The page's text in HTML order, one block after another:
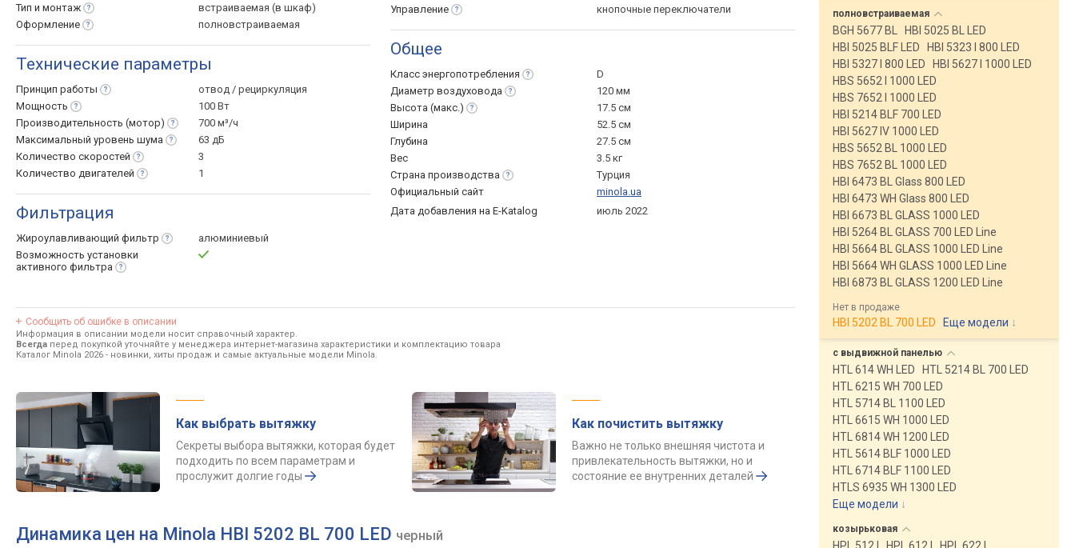
Тип и монтаж
встраиваемая (в шкаф)
Оформление
полновстраиваемая
Технические параметры
Принцип работы
отвод / рециркуляция
Мощность
100 Вт
Производительность (мотор)
700 м³/ч
Максимальный уровень шума
63 дБ
Количество скоростей
3
Количество двигателей 1
Фильтрация
Жироулавливающий фильтр
алюминиевый
Возможность установки
активного фильтра
Управление
кнопочные переключатели
Общее
Класс энергопотребления
D
Диаметр воздуховода
120 мм
Высота (макс.)
17.5 см
Ширина
52.5 см
Глубина
27.5 см
Вес
3.5 кг
Страна производства
Турция
Официальный сайт
minola.ua
Дата добавления на E-Katalog
июль 2022
Сообщить об ошибке в описании
Информация в описании модели носит справочный характер.
Всегда перед покупкой уточняйте у менеджера интернет-магазина характеристики и комплектацию товара
Каталог Minola 2026 - новинки, хиты продаж и самые актуальные модели Minola.
Как выбрать вытяжку
Секреты выбора вытяжки, которая будет
подходить по всем параметрам и
прослужит долгие годы
Как почистить вытяжку
Важно не только внешняя чистота и
привлекательность вытяжки, но и
состояние ее внутренних деталей
Динамика цен на Minola HBI 5202 BL 700 LED черный
полновстраиваемая
BGH 5677 BL
HBI 5025 BL LED
HBI 5025 BLF LED
HBI 5323 I 800 LED
HBI 5327 I 800 LED
HBI 5627 I 1000 LED
HBS 5652 I 1000 LED
HBS 7652 I 1000 LED
HBI 5214 BLF 700 LED
HBI 5627 IV 1000 LED
HBS 5652 BL 1000 LED
HBS 7652 BL 1000 LED
HBI 6473 BL Glass 800 LED
HBI 6473 WH Glass 800 LED
HBI 6673 BL GLASS 1000 LED
HBI 5264 BL GLASS 700 LED Line
HBI 5664 BL GLASS 1000 LED Line
HBI 5664 WH GLASS 1000 LED Line
HBI 6873 BL GLASS 1200 LED Line
Нет в продаже
HBI 5202 BL 700 LED Еще модели ↓
с выдвижной панелью
HTL 614 WH LED
HTL 5214 BL 700 LED
HTL 6215 WH 700 LED
HTL 5714 BL 1100 LED
HTL 6615 WH 1000 LED
HTL 6814 WH 1200 LED
HTL 5614 BLF 1000 LED
HTL 6714 BLF 1100 LED
HTLS 6935 WH 1300 LED
Еще модели ↓
козырьковая